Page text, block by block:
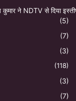
ने NDTV से दिया
(5)
(7)
(3)
(118)
(3)
(7)